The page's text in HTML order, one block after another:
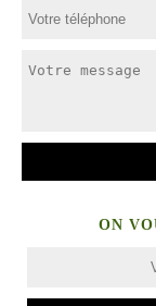
ON